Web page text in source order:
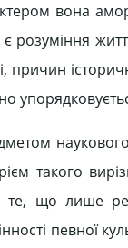
вона
розуміння
такого
що лише
певної